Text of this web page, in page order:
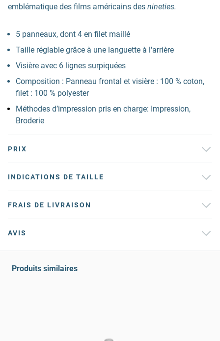
emblématique des films américains des nineties.
5 panneaux, dont 4 en filet maillé
Taille réglable grâce à une languette à l'arrière
Visière avec 6 lignes surpiquées
Composition : Panneau frontal et visière : 100 % coton,
filet : 100 % polyester
Méthodes d’impression pris en charge: Impression,
Broderie
PRIX
INDICATIONS DE TAILLE
FRAIS DE LIVRAISON
AVIS
Produits similaires